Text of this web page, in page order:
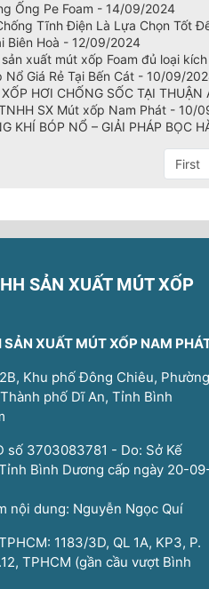
Ống Pe Foam - 14/09/2024
Tĩnh Điện Là Lựa Chọn Tốt
Biên Hoà - 12/09/2024
xuất mút xốp Foam đủ loại
Nổ Giá Rẻ Tại Bến Cát - 10/09/
HƠI CHỐNG SỐC TẠI
SX Mút xốp Nam Phát - 10/
KHÍ BÓP NỔ – GIẢI PHÁP BỌC
First
SẢN XUẤT MÚT XỐP
SẢN XUẤT MÚT XỐP NAM
Khu phố Đông Chiêu, Phường
phố Dĩ An, Tỉnh Bình
số 3703083781 - Do: Sở Kế
Bình Dương cấp ngày 20-
nội dung: Nguyễn Ngọc Quí
1183/3D, QL 1A, KP3, P.
TPHCM (gần cầu vượt Bình